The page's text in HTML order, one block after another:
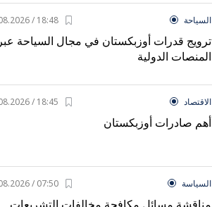
السياحة 18:48 / 03.08.2026
ترويج قدرات أوزبكستان في مجال السياحة عبر
المنصات الدولية
الاقتصاد 18:45 / 03.08.2026
أهم صادرات أوزبكستان
السياسة 07:50 / 03.08.2026